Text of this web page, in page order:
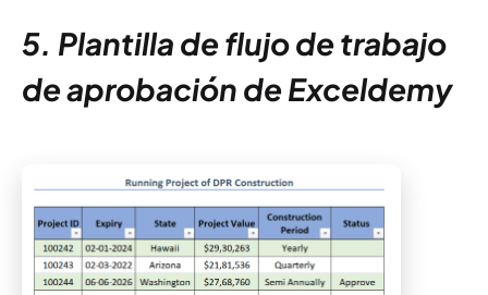
5. Plantilla de flujo de trabajo
de aprobación de Exceldemy